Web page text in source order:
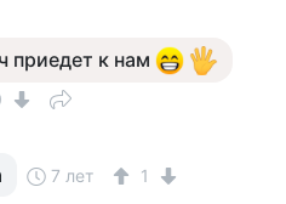
приедет к нам
7 лет 1